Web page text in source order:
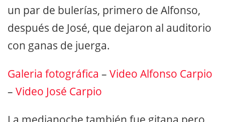
un par de bulerías, primero de Alfonso,
después de José, que dejaron al auditorio
con ganas de juerga.
Galeria fotográfica – Video Alfonso Carpio
– Video José Carpio